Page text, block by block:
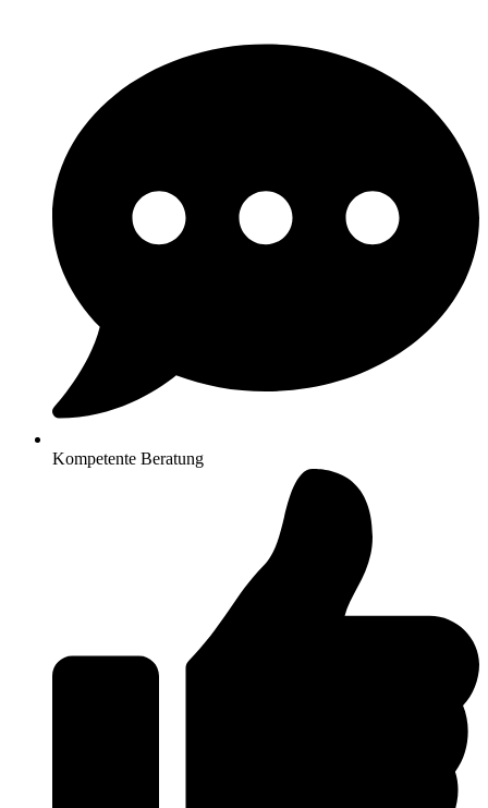
Kompetente Beratung